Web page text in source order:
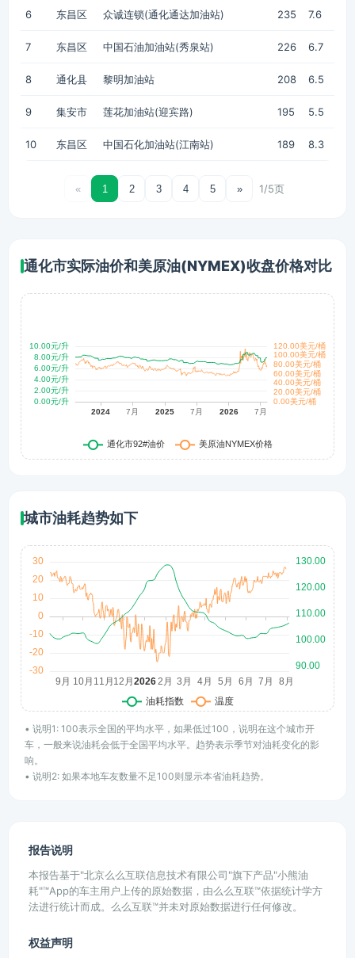
6 东昌区 众诚连锁(通化通达加油站) 235 7.6
7 东昌区 中国石油加油站(秀泉站) 226 6.7
8 通化县 黎明加油站 208 6.5
9 集安市 莲花加油站(迎宾路) 195 5.5
10 东昌区 中国石化加油站(江南站) 189 8.3
« 1 2 3 4 5 » 1/5页
通化市实际油价和美原油(NYMEX)收盘价格对比
城市油耗趋势如下
• 说明1: 100表示全国的平均水平，如果低过100，说明在这个城市开
车，一般来说油耗会低于全国平均水平。趋势表示季节对油耗变化的影
响。
• 说明2: 如果本地车友数量不足100则显示本省油耗趋势。
报告说明
本报告基于"北京么么互联信息技术有限公司"旗下产品"小熊油
耗"™App的车主用户上传的原始数据，由么么互联™依据统计学方
法进行统计而成。么么互联™并未对原始数据进行任何修改。
权益声明